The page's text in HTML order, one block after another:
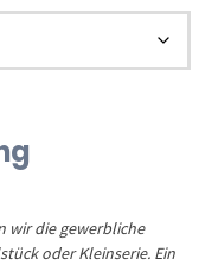
wir die gewerbliche
oder Kleinserie. Ein